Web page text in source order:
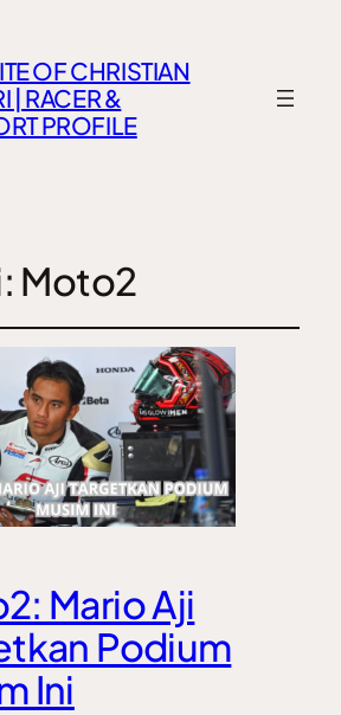
OF CHRISTIAN
| RACER &
PROFILE
Moto2
Mario Aji
Podium
Ini